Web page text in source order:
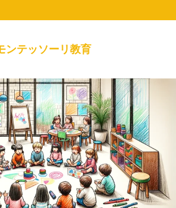
ンテッソーリ教育